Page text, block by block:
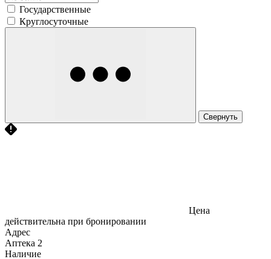
Государственные
Круглосуточные
Свернуть
Цена
действительна при бронировании
Адрес
Аптека 2
Наличие